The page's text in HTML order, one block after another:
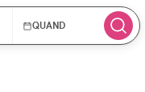
QUAND